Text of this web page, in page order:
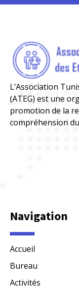
L’Association
(ATEG) est une
promotion de la
compréhension
Navigation
Accueil
Bureau
Activités